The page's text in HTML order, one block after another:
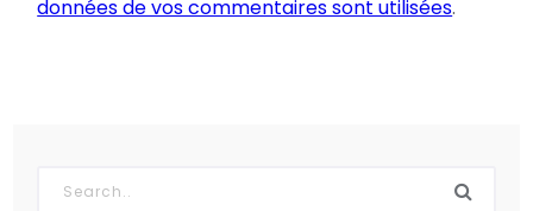
données de vos commentaires sont utilisées.